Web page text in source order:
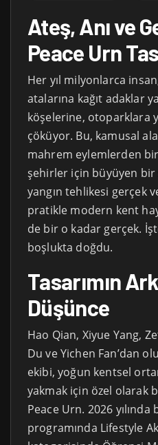
Ateş, Anı ve
Peace Urn
Her yıl milyonlarca
atalarına kağıt adaklar
köşelerine, otoparklara
çöküyor. Bu, kamusal
mahrem eylemlerden
şehirler için büyüyen
yangın tehlikesi gerçek
pratikle modern kent
de bir o kadar gerçek.
boşlukta doğdu.
Tasarımın
Düşünce
Hao Qian, Xiyue Yang,
Du ve Yichen Fan’dan
ekibi, yoğun kentsel
yakmak için özel olarak
Peace Urn. 2026
programında Lifestyle